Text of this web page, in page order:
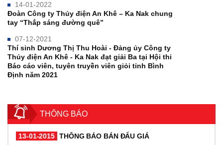
14-01-2022
Đoàn Công ty Thủy điện An Khê – Ka Nak chung
tay “Thắp sáng đường quê”
07-12-2021
Thí sinh Dương Thị Thu Hoài - Đảng ủy Công ty
Thủy điện An Khê - Ka Nak đạt giải Ba tại Hội thi
Báo cáo viên, tuyên truyền viên giỏi tỉnh Bình
Định năm 2021
THÔNG BÁO
13-01-2015 THÔNG BÁO BÁN ĐẤU GIÁ